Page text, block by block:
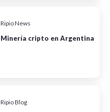
Ripio News
Minería cripto en Argentina
Ripio Blog